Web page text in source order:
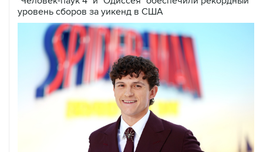
уровень сборов за уикенд в США